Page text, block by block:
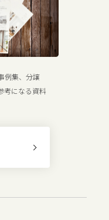
例集、分譲
考になる資料